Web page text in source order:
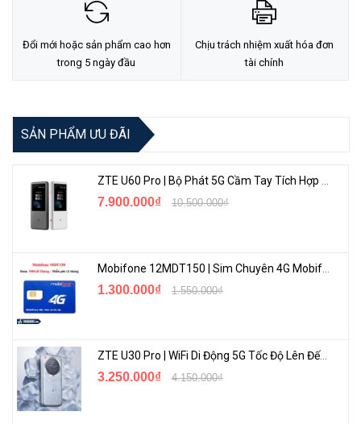
Thiết kế nút reset cứng trên mainboard
<Hotline: 0828.011.011 - (028)7300.2021 - VoHoang.vn>
Đổi mới hoặc sản phẩm cao hơn
trong 5 ngày đầu
Chịu trách nhiệm xuất hóa đơn
tài chính
SẢN PHẨM ƯU ĐÃI
ZTE U60 Pro | Bộ Phát 5G Cầm Tay Tích Hợp Công Nghệ WiFi 7, Pin 10000mAh
7.900.000₫ 10.500.000₫
1.300.000₫ 1.550.000₫
ZTE U30 Pro | WiFi Di Động 5G Tốc Độ Lên Đến 500Mbps, Màn Hình Cảm Ứng
3.250.000₫ 4.150.000₫